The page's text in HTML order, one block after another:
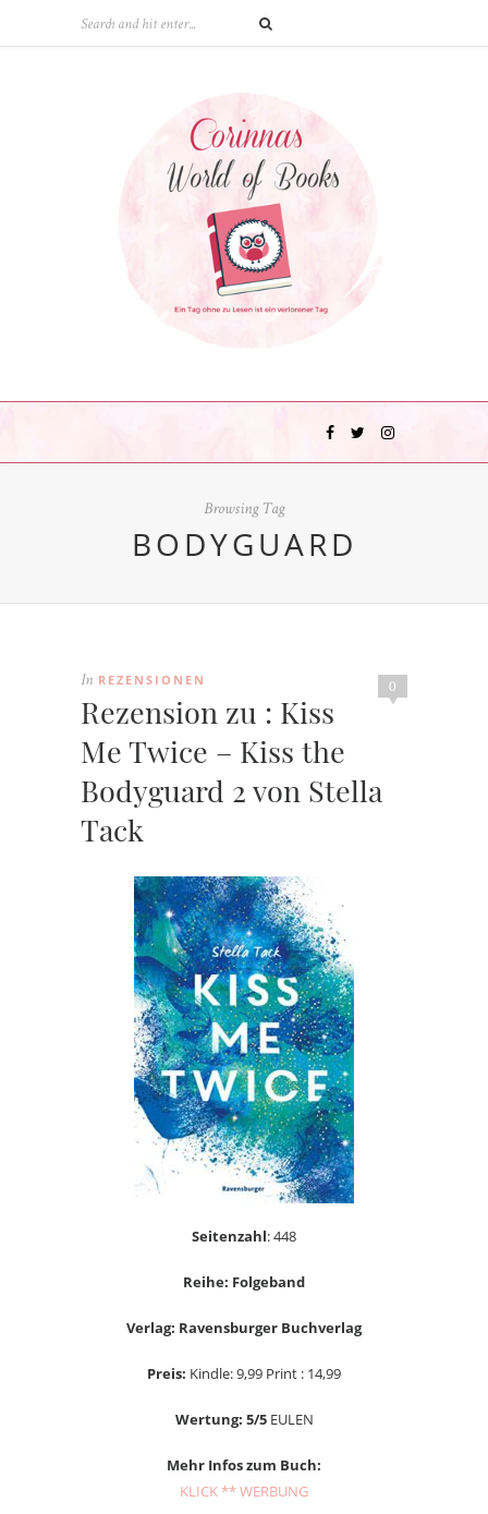
Browsing Tag
BODYGUARD
0
In REZENSIONEN
Rezension zu : Kiss
Me Twice – Kiss the
Bodyguard 2 von Stella
Tack
Seitenzahl: 448
Reihe: Folgeband
Verlag: Ravensburger Buchverlag
Preis: Kindle: 9,99 Print : 14,99
Wertung: 5/5EULEN
Mehr Infos zum Buch:
KLICK ** WERBUNG